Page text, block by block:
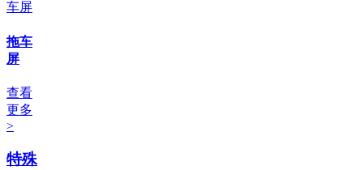
拖车
屏
查看
更多
>
特殊